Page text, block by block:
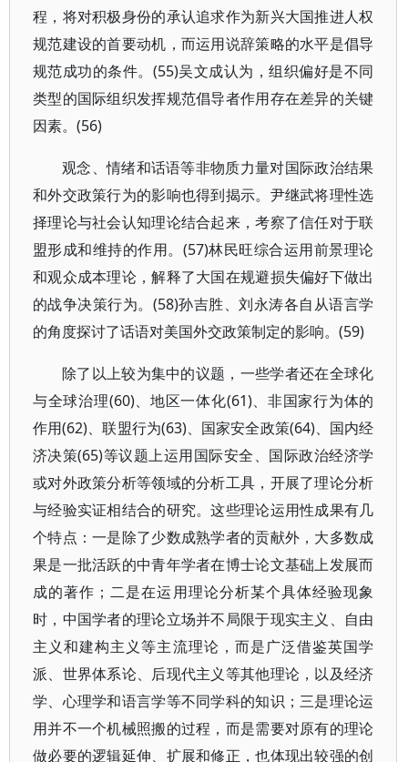
程，将对积极身份的承认追求作为新兴大国推进人权
规范建设的首要动机，而运用说辞策略的水平是倡导
规范成功的条件。(55)吴文成认为，组织偏好是不同
类型的国际组织发挥规范倡导者作用存在差异的关键
因素。(56)
观念、情绪和话语等非物质力量对国际政治结果
和外交政策行为的影响也得到揭示。尹继武将理性选
择理论与社会认知理论结合起来，考察了信任对于联
盟形成和维持的作用。(57)林民旺综合运用前景理论
和观众成本理论，解释了大国在规避损失偏好下做出
的战争决策行为。(58)孙吉胜、刘永涛各自从语言学
的角度探讨了话语对美国外交政策制定的影响。(59)
除了以上较为集中的议题，一些学者还在全球化
与全球治理(60)、地区一体化(61)、非国家行为体的
作用(62)、联盟行为(63)、国家安全政策(64)、国内经
济决策(65)等议题上运用国际安全、国际政治经济学
或对外政策分析等领域的分析工具，开展了理论分析
与经验实证相结合的研究。这些理论运用性成果有几
个特点：一是除了少数成熟学者的贡献外，大多数成
果是一批活跃的中青年学者在博士论文基础上发展而
成的著作；二是在运用理论分析某个具体经验现象
时，中国学者的理论立场并不局限于现实主义、自由
主义和建构主义等主流理论，而是广泛借鉴英国学
派、世界体系论、后现代主义等其他理论，以及经济
学、心理学和语言学等不同学科的知识；三是理论运
用并不一个机械照搬的过程，而是需要对原有的理论
做必要的逻辑延伸、扩展和修正，也体现出较强的创